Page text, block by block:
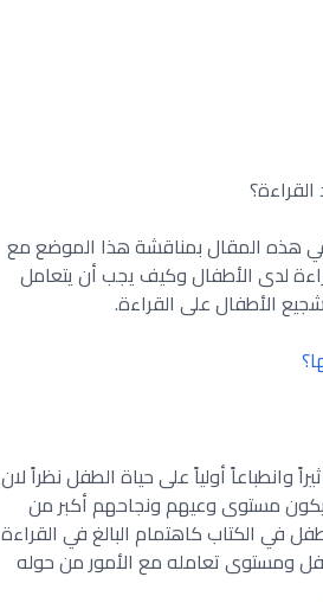
في هذه المقال بمناقشة هذا الموضع مع
لدى الأطفال وكيف يجب أن يتعامل
الأطفال على القراءة.
وانطباعاً أولياً على حياة الطفل نظراً لان
يكون مستوى وعيهم ونجاحهم أكبر من
في الكتاب كاهتمام البالغ في القراءة
ومستوى تعامله مع الأمور من حوله